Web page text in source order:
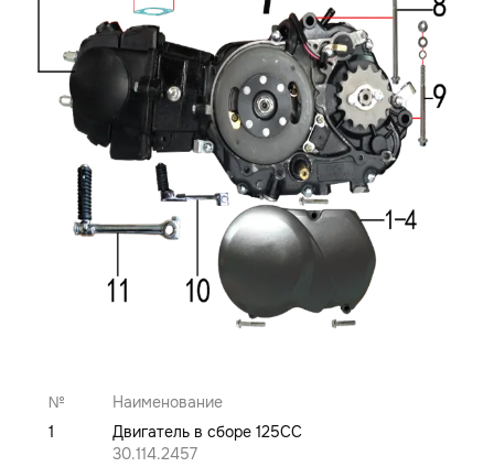
№
Наименование
1
Двигатель в сборе 125CC
30.114.2457